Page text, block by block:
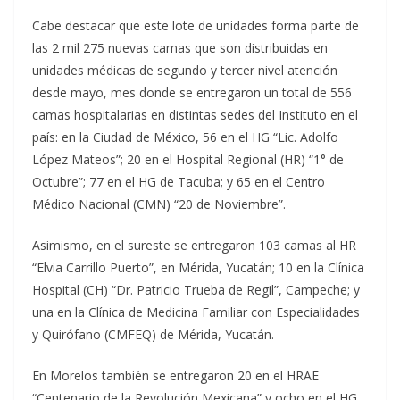
Cabe destacar que este lote de unidades forma parte de
las 2 mil 275 nuevas camas que son distribuidas en
unidades médicas de segundo y tercer nivel atención
desde mayo, mes donde se entregaron un total de 556
camas hospitalarias en distintas sedes del Instituto en el
país: en la Ciudad de México, 56 en el HG “Lic. Adolfo
López Mateos”; 20 en el Hospital Regional (HR) “1° de
Octubre”; 77 en el HG de Tacuba; y 65 en el Centro
Médico Nacional (CMN) “20 de Noviembre”.
Asimismo, en el sureste se entregaron 103 camas al HR
“Elvia Carrillo Puerto”, en Mérida, Yucatán; 10 en la Clínica
Hospital (CH) “Dr. Patricio Trueba de Regil”, Campeche; y
una en la Clínica de Medicina Familiar con Especialidades
y Quirófano (CMFEQ) de Mérida, Yucatán.
En Morelos también se entregaron 20 en el HRAE